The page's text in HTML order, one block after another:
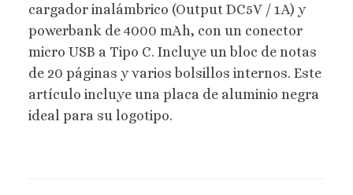
cargador inalámbrico (Output DC5V / 1A) y
powerbank de 4000 mAh, con un conector
micro USB a Tipo C. Incluye un bloc de notas
de 20 páginas y varios bolsillos internos. Este
artículo incluye una placa de aluminio negra
ideal para su logotipo.